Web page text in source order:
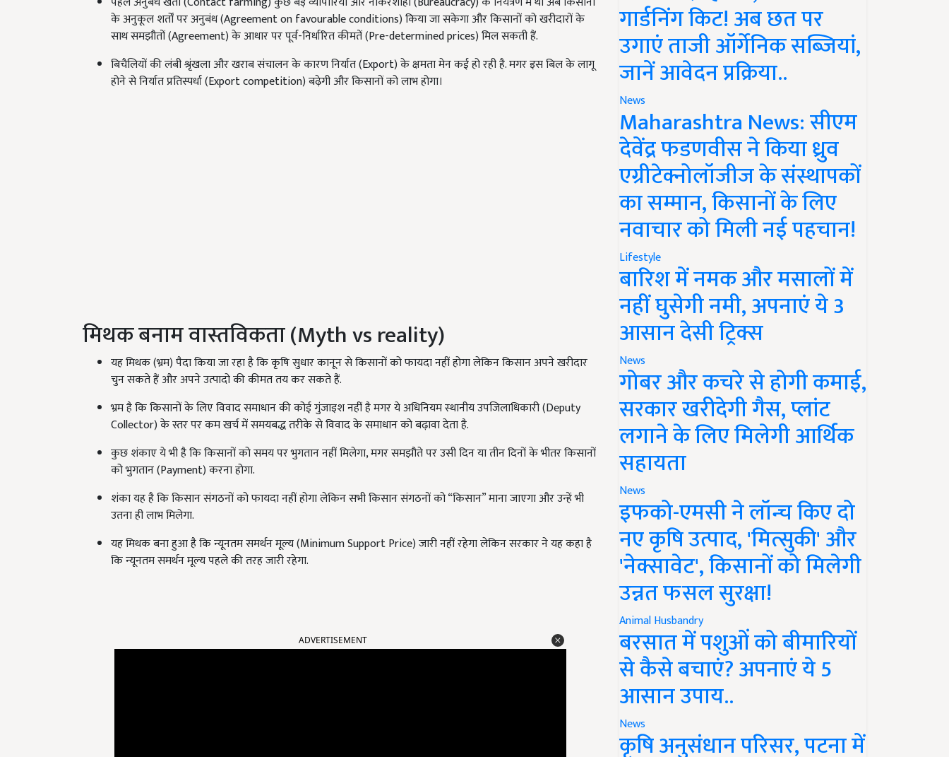
के अनुकूल शर्तों पर अनुबंध (Agreement on favourable conditions) किया जा सकेगा और किसानों को खरीदारों के
साथ समझौतों (Agreement) के आधार पर पूर्व-निर्धारित कीमतें (Pre-determined prices) मिल सकती हैं.
बिचैलियों की लंबी श्रृंखला और खराब संचालन के कारण निर्यात (Export) के क्षमता मेन कई हो रही है. मगर इस बिल के लागू
होने से निर्यात प्रतिस्पर्धा (Export competition) बढ़ेगी और किसानों को लाभ होगा।
मिथक बनाम वास्तविकता (Myth vs reality)
यह मिथक (भ्रम) पैदा किया जा रहा है कि कृषि सुधार कानून से किसानों को फायदा नहीं होगा लेकिन किसान अपने खरीदार
चुन सकते हैं और अपने उत्पादो की कीमत तय कर सकते हैं.
भ्रम है कि किसानों के लिए विवाद समाधान की कोई गुंजाइश नहीं है मगर ये अधिनियम स्थानीय उपजिलाधिकारी (Deputy
Collector) के स्तर पर कम खर्च में समयबद्ध तरीके से विवाद के समाधान को बढ़ावा देता है.
कुछ शंकाए ये भी है कि किसानों को समय पर भुगतान नहीं मिलेगा, मगर समझौते पर उसी दिन या तीन दिनों के भीतर किसानों
को भुगतान (Payment) करना होगा.
शंका यह है कि किसान संगठनों को फायदा नहीं होगा लेकिन सभी किसान संगठनों को “किसान” माना जाएगा और उन्हें भी
उतना ही लाभ मिलेगा.
यह मिथक बना हुआ है कि न्यूनतम समर्थन मूल्य (Minimum Support Price) जारी नहीं रहेगा लेकिन सरकार ने यह कहा है
कि न्यूनतम समर्थन मूल्य पहले की तरह जारी रहेगा.
गार्डनिंग किट! अब छत पर
उगाएं ताजी ऑर्गेनिक सब्जियां,
जानें आवेदन प्रक्रिया..
News
Maharashtra News: सीएम
देवेंद्र फडणवीस ने किया ध्रुव
एग्रीटेक्नोलॉजीज के संस्थापकों
का सम्मान, किसानों के लिए
नवाचार को मिली नई पहचान!
Lifestyle
बारिश में नमक और मसालों में
नहीं घुसेगी नमी, अपनाएं ये 3
आसान देसी ट्रिक्स
News
गोबर और कचरे से होगी कमाई,
सरकार खरीदेगी गैस, प्लांट
लगाने के लिए मिलेगी आर्थिक
सहायता
News
इफको-एमसी ने लॉन्च किए दो
नए कृषि उत्पाद, 'मित्सुकी' और
'नेक्सावेट', किसानों को मिलेगी
उन्नत फसल सुरक्षा!
Animal Husbandry
बरसात में पशुओं को बीमारियों
से कैसे बचाएं? अपनाएं ये 5
आसान उपाय..
News
कृषि अनुसंधान परिसर, पटना में